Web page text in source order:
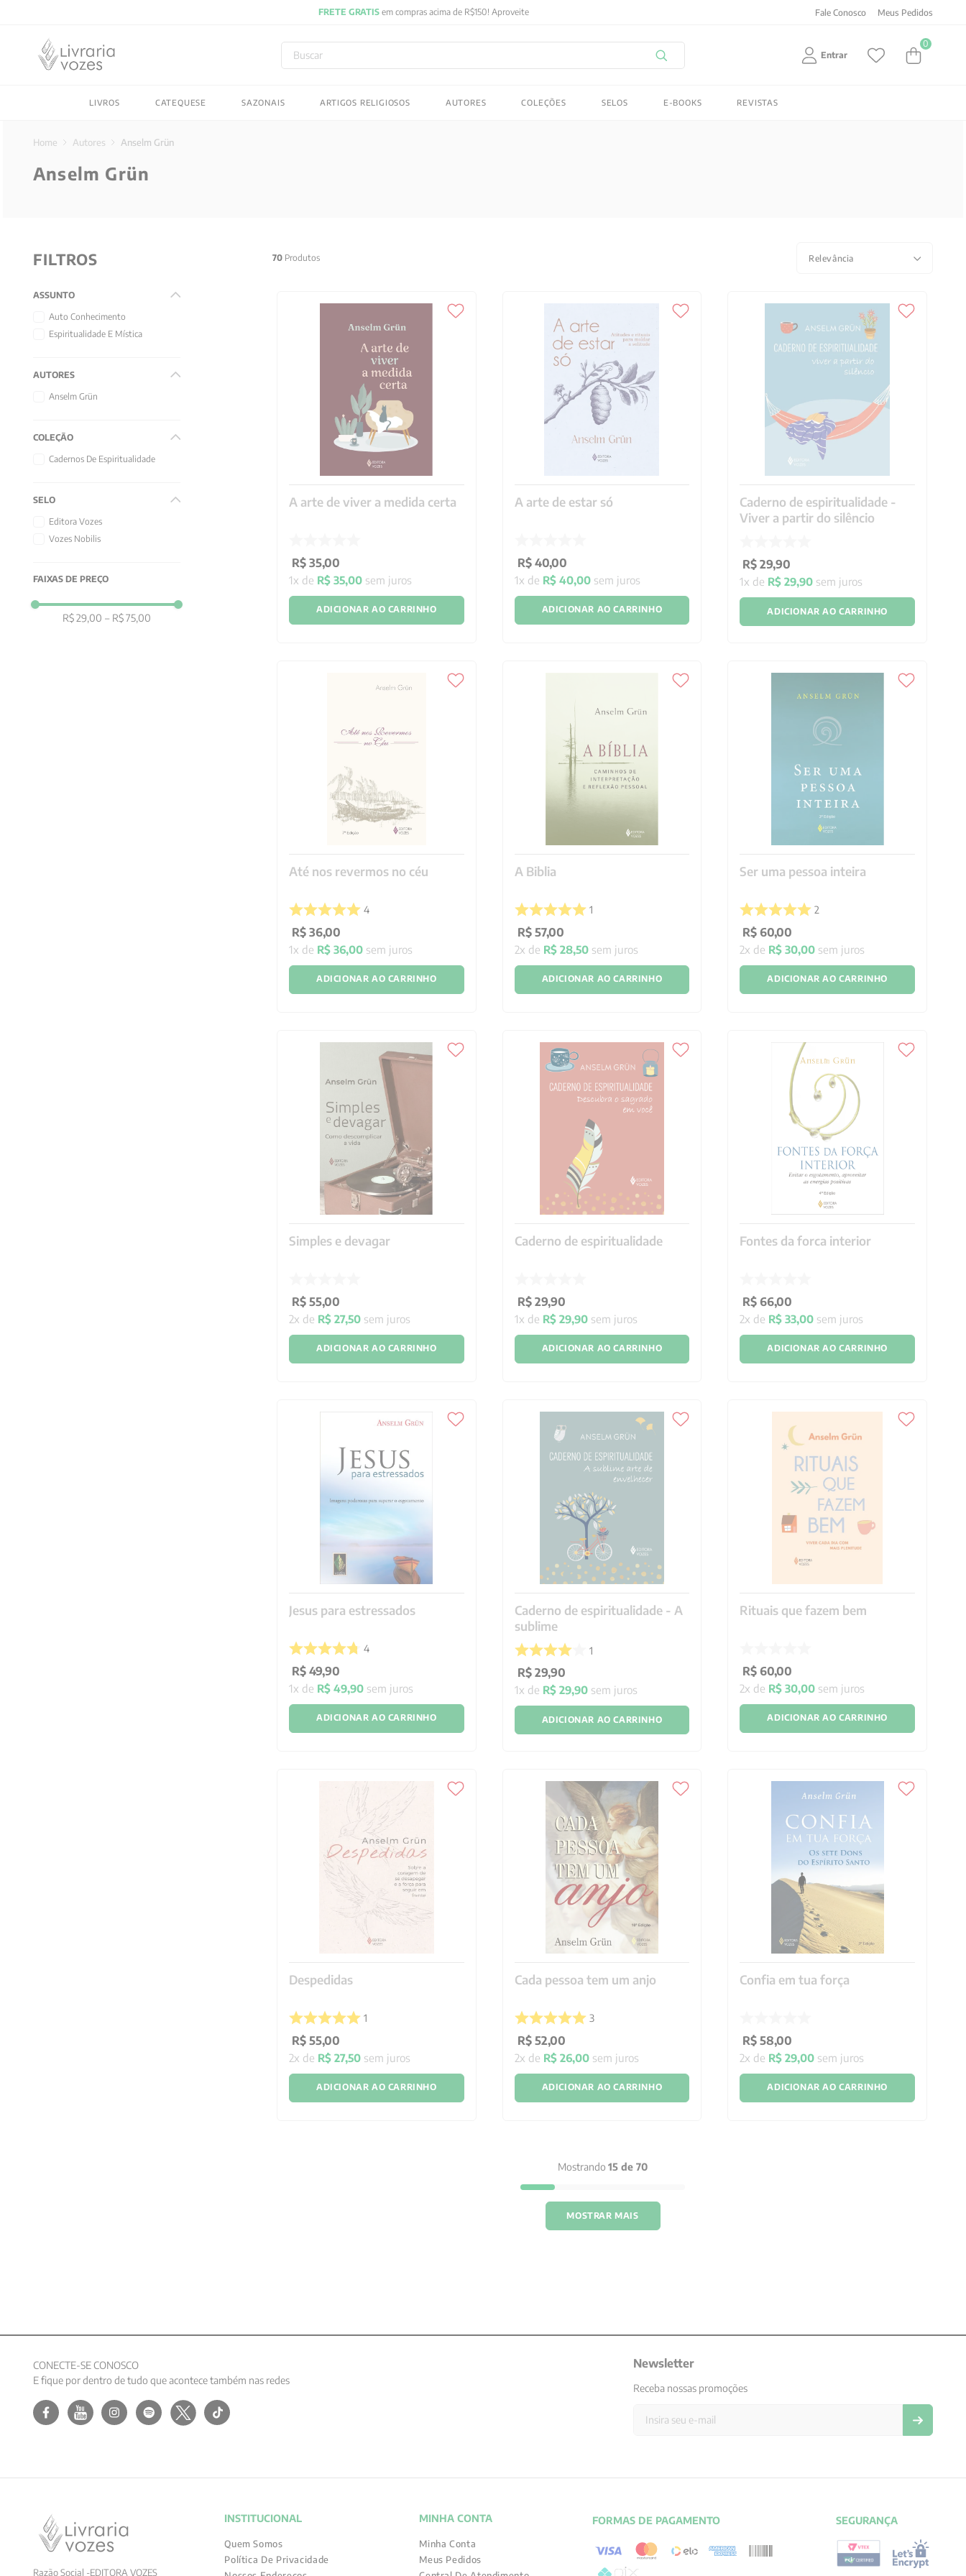
Fale Conosco Meus Pedidos
Buscar
Entrar
0
LIVROS CATEQUESE SAZONAIS ARTIGOS RELIGIOSOS AUTORES COLEÇÕES SELOS E-BOOKS REVISTAS
Autores Anselm Grün
Anselm Grün
FILTROS
ASSUNTO
Auto Conhecimento
Espiritualidade E Mística
AUTORES
Anselm Grün
COLEÇÃO
Cadernos De Espiritualidade
SELO
Editora Vozes
Vozes Nobilis
FAIXAS DE PREÇO
R$ 29,00 – R$ 75,00
70 Produtos Relevância
A arte de viver a medida certa
R$ 35,00
1x de R$ 35,00 sem juros
ADICIONAR AO CARRINHO
A arte de estar só
R$ 40,00
1x de R$ 40,00sem juros
ADICIONAR AO CARRINHO
Caderno de espiritualidade -
Viver a partir do silêncio
R$ 29,90
1x de R$ 29,90 sem juros
ADICIONAR AO CARRINHO
Até nos revermos no céu
4
R$ 36,00
1x de R$ 36,00 sem juros
ADICIONAR AO CARRINHO
A Biblia
1
R$ 57,00
2x de R$ 28,50sem juros
ADICIONAR AO CARRINHO
Ser uma pessoa inteira
2
R$ 60,00
2x de R$ 30,00 sem juros
ADICIONAR AO CARRINHO
Simples e devagar
R$ 55,00
2x de R$ 27,50 sem juros
ADICIONAR AO CARRINHO
Caderno de espiritualidade
R$ 29,90
1x de R$ 29,90sem juros
ADICIONAR AO CARRINHO
Fontes da forca interior
R$ 66,00
2x de R$ 33,00 sem juros
ADICIONAR AO CARRINHO
Jesus para estressados
4
R$ 49,90
1x de R$ 49,90 sem juros
ADICIONAR AO CARRINHO
Caderno de espiritualidade - A
sublime
1
R$ 29,90
1x de R$ 29,90sem juros
ADICIONAR AO CARRINHO
Rituais que fazem bem
R$ 60,00
2x de R$ 30,00 sem juros
ADICIONAR AO CARRINHO
Despedidas
1
R$ 55,00
2x de R$ 27,50 sem juros
ADICIONAR AO CARRINHO
Cada pessoa tem um anjo
3
R$ 52,00
2x de R$ 26,00sem juros
ADICIONAR AO CARRINHO
Confia em tua força
R$ 58,00
2x de R$ 29,00 sem juros
ADICIONAR AO CARRINHO
Mostrando 15 de 70
MOSTRAR MAIS
Newsletter
Receba nossas promoções
CONECTE-SE CONOSCO
E fique por dentro de tudo que acontece também nas redes
Razão Social -EDITORA VOZES
INSTITUCIONAL
Quem Somos
Política De Privacidade
MINHA CONTA
Minha Conta
Meus Pedidos
FORMAS DE PAGAMENTO SEGURANÇA
2027